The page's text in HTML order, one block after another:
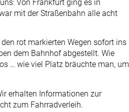
Von Frankfurt ging es in
mit der Straßenbahn alle acht
rot markierten Wegen sofort ins
dem Bahnhof abgestellt. Wie
… wie viel Platz bräuchte man, um
erhalten Informationen zur
zum Fahrradverleih.